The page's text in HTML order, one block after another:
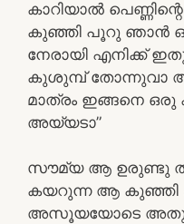
കാറിയാൽ
കുഞ്ഞി പൂറു ഞാൻ
നേരായി എനിക്ക്
കുശുമ്പ് തോന്നുവാ
മാത്രം ഇങ്ങനെ
അയ്യടാ”
സൗമ്യ ആ ഉരുണ്ടു
കയറുന്ന ആ കുഞ്ഞി
അസൂയയോടെ അതു